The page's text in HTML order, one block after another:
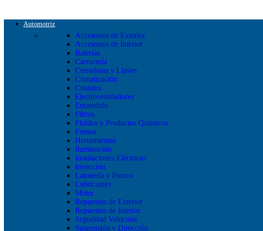
Automotriz
Accesorios de Exterior
Accesorios de Interior
Baterías
Carrocería
Cerraduras y Llaves
Climatización
Cristales
Electroventiladores
Encendido
Filtros
Fluídos y Productos Químicos
Frenos
Herramientas
Iluminación
Instalaciones Eléctricas
Inyección
Latonería y Pintura
Lubricantes
Motor
Repuestos de Exterior
Repuestos de Interior
Seguridad Vehicular
Suspensión y Dirección